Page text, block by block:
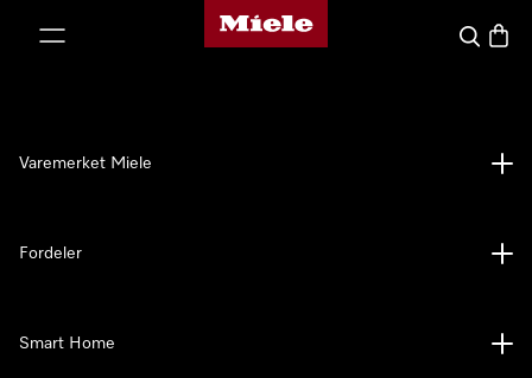
Mieles hjemmeside
Søk
Varemerket Miele
Fordeler
Smart Home